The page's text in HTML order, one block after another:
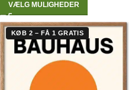
VÆLG MULIGHEDER
KØB 2 – FÅ 1 GRATIS